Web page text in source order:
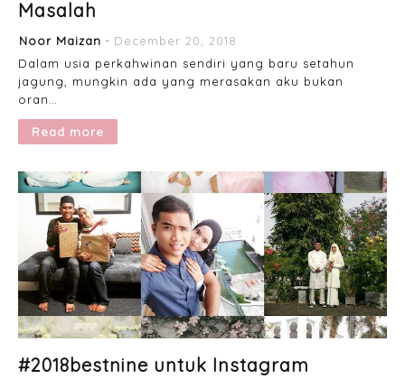
Masalah
Noor Maizan
December 20, 2018
Dalam usia perkahwinan sendiri yang baru setahun
jagung, mungkin ada yang merasakan aku bukan
oran…
Read more
#2018bestnine untuk Instagram